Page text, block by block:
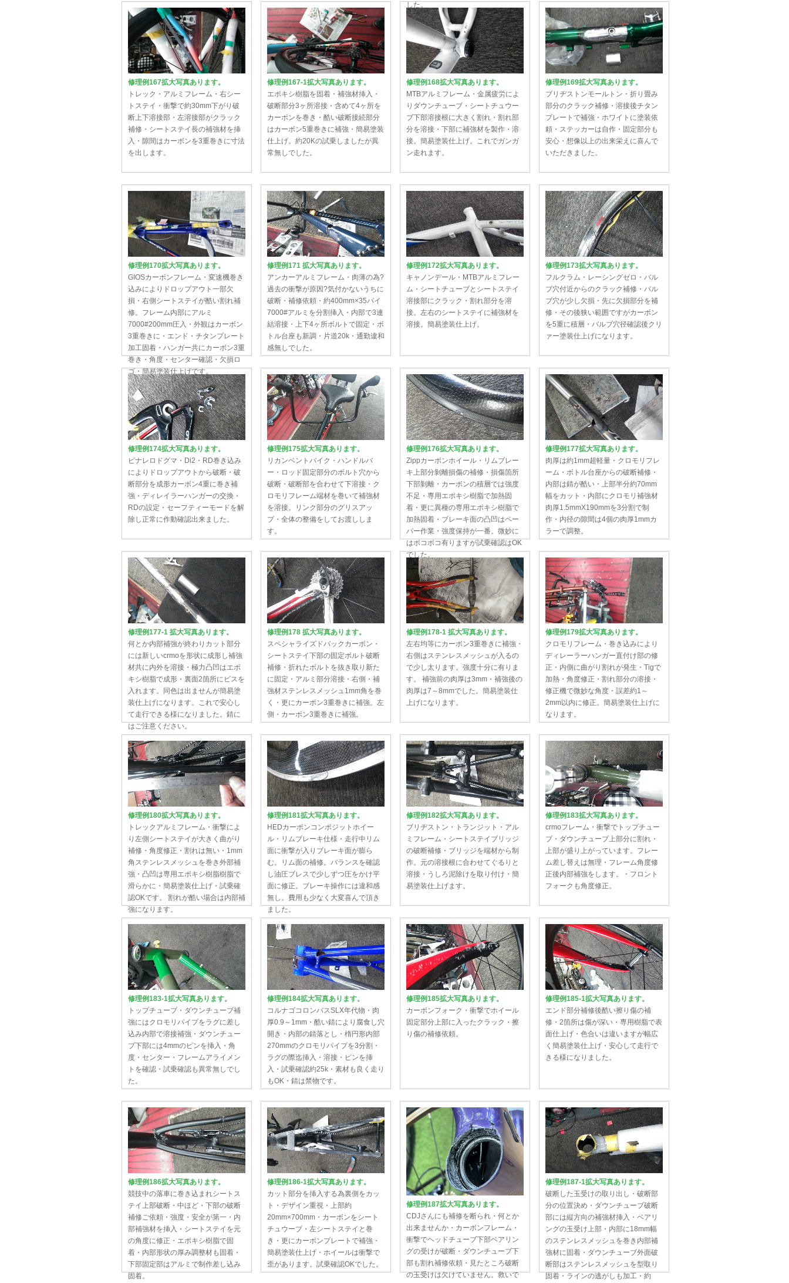
した。
修理例167拡大写真あります。
トレック・アルミフレーム・右シー
トステイ・衝撃で約30mm下がり破
断上下溶接部・左溶接部がクラック
補修・シートステイ長の補強材を挿
入・隙間はカーボンを3重巻きに寸法
を出します。
修理例167-1拡大写真あります。
エポキシ樹脂を固着・補強材挿入・
破断部分3ヶ所溶接・含めて4ヶ所を
カーボンを巻き・酷い破断接続部分
はカーボン5重巻きに補強・簡易塗装
仕上げ。約20Kの試乗しましたが異
常無しでした。
修理例168拡大写真あります。
MTBアルミフレーム・金属疲労によ
りダウンチューブ・シートチュウー
ブ下部溶接根に大きく割れ・割れ部
分を溶接・下部に補強材を製作・溶
接。簡易塗装仕上げ。これでガンガ
ン走れます。
修理例169拡大写真あります。
ブリヂストンモールトン・折り畳み
部分のクラック補修・溶接後チタン
プレートで補強・ホワイトに塗装依
頼・ステッカーは自作・固定部分も
安心・想像以上の出来栄えに喜んで
いただきました。
修理例170拡大写真あります。
GIOSカーボンフレーム・変速機巻き
込みによりドロップアウト一部欠
損・右側シートステイが酷い割れ補
修。フレーム内部にアルミ
7000#200mm圧入・外観はカーボン
3重巻きに・エンド・チタンプレート
加工固着・ハンガー共にカーボン3重
巻き・角度・センター確認・欠損ロ
ゴ・簡易塗装仕上げです。
修理例171 拡大写真あります。
アンカーアルミフレーム・肉薄の為?
過去の衝撃が原因?気付かないうちに
破断・補修依頼・約400mm×35パイ
7000#アルミを分割挿入・内部で3連
結溶接・上下4ヶ所ボルトで固定・ボ
トル台座も新調・片道20k・通勤違和
感無しでした。
修理例172拡大写真あります。
キャノンデール・MTBアルミフレー
ム・シートチューブとシートステイ
溶接部にクラック・割れ部分を溶
接。左右のシートステイに補強材を
溶接。簡易塗装仕上げ。
修理例173拡大写真あります。
フルクラム・レーシングゼロ・バル
ブ穴付近からのクラック補修・バル
ブ穴が少し欠損・先に欠損部分を補
修・その後狭い範囲ですがカーボン
を5重に積層・バルブ穴径確認後クリ
ァー塗装仕上げになります。
修理例174拡大写真あります。
ピナレロドグマ・Di2・RD巻き込み
によりドロップアウトから破断・破
断部分を成形カーボン4重に巻き補
強・ディレイラーハンガーの交換・
RDの設定・セーフティーモードを解
除し正常に作動確認出来ました。
修理例175拡大写真あります。
リカンベントバイク・ハンドルバ
ー・ロッド固定部分のボルト穴から
破断・破断部を合わせて下溶接・ク
ロモリフレーム端材を巻いて補強材
を溶接。リンク部分のグリスアッ
プ・全体の整備をしてお渡ししま
す。
修理例176拡大写真あります。
Zippカーボンホイール・リムブレー
キ上部分剝離損傷の補修・損傷箇所
下部剝離・カーボンの積層では強度
不足・専用エポキシ樹脂で加熱固
着・更に異種の専用エポキシ樹脂で
加熱固着・ブレーキ面の凸凹はペー
パー作業・強度保持が一番。微妙に
はボコボコ有りますが試乗確認はOK
でした。
修理例177拡大写真あります。
肉厚は約1mm超軽量・クロモリフレ
ーム・ボトル台座からの破断補修・
内部は錆が酷い・上部半分約70mm
幅をカット・内部にクロモリ補強材
肉厚1.5mmX190mmを3分割で制
作・内径の隙間は4個の肉厚1mmカ
ラーで調整。
修理例177-1 拡大写真あります。
何とか内部補強が終わりカット部分
には新しいcrmoを形状に成形し補強
材共に内外を溶接・極力凸凹はエポ
キシ樹脂で成形・裏面2箇所にビスを
入れます。同色は出ませんが簡易塗
装仕上げになります。これで安心し
て走行できる様になりました。錆に
はご注意ください。
修理例178 拡大写真あります。
スペシャライズドバックカーボン・
シートステイ下部の固定ボルト破断
補修・折れたボルトを抜き取り新た
に固定・アルミ部分溶接・右側・補
強材ステンレスメッシュ1mm角を巻
く・更にカーボン3重巻きに補強。左
側・カーボン3重巻きに補強。
修理例178-1 拡大写真あります。
左右均等にカーボン3重巻きに補強・
右側はステンレスメッシュが入るの
で少し太ります。強度十分に有りま
す。 補強前の肉厚は3mm・補強後の
肉厚は7～8mmでした。簡易塗装仕
上げになります。
修理例179拡大写真あります。
クロモリフレーム・巻き込みにより
ディレーラーハンガー直付け部の修
正・内側に曲がり割れが発生・Tigで
加熱・角度修正・割れ部分の溶接・
修正機で微妙な角度・誤差約1～
2mm以内に修正。簡易塗装仕上げに
なります。
修理例180拡大写真あります。
トレックアルミフレーム・衝撃によ
り左側シートステイが大きく曲がり
補修・角度修正・割れは無い・1mm
角ステンレスメッシュを巻き外部補
強・凸凹は専用エポキシ樹脂樹脂で
滑らかに・簡易塗装仕上げ・試乗確
認OKです。 割れが酷い場合は内部補
強になります。
修理例181拡大写真あります。
HEDカーボンコンポジットホイー
ル・リムブレーキ仕様・走行中リム
面に衝撃が入りブレーキ面が膨ら
む。リム面の補修。バランスを確認
し油圧ブレスで少しずつ圧をかけ平
面に修正。ブレーキ操作には違和感
無し。費用も少なく大変喜んで頂き
ました。
修理例182拡大写真あります。
ブリヂストン・トランジット・アル
ミフレーム・シートステイブリッジ
の破断補修・ブリッジを端材から制
作。元の溶接根に合わせてぐるりと
溶接・うしろ泥除けを取り付け・簡
易塗装仕上げます。
修理例183拡大写真あります。
crmoフレーム・衝撃でトップチュー
ブ・ダウンチューブ上部分に割れ・
上部が盛り上がっています。フレー
ム差し替えは無理・フレーム角度修
正後内部補強をします。・フロント
フォークも角度修正。
修理例183-1拡大写真あります。
トップチューブ・ダウンチューブ補
強にはクロモリパイプをラグに差し
込み内部で溶接補強・ダウンチュー
ブ下部には4mmのピンを挿入・角
度・センター・フレームアライメン
トを確認・試乗確認も異常無しでし
た。
修理例184拡大写真あります。
コルナゴコロンバスSLX年代物・肉
厚0.9～1mm・酷い錆により腐食し穴
開き・内部の錆落とし・楕円形内部
270mmのクロモリパイプを3分割・
ラグの際迄挿入・溶接・ピンを挿
入・試乗確認約25k・素材も良く走り
もOK・錆は禁物です。
修理例185拡大写真あります。
カーボンフォーク・衝撃でホイール
固定部分上部に入ったクラック・擦
り傷の補修依頼。
修理例185-1拡大写真あります。
エンド部分補修後酷い擦り傷の補
修・2箇所は傷が深い・専用樹脂で表
面仕上げ・色合いは違いますが幅広
く簡易塗装仕上げ・安心して走行で
きる様になりました。
修理例186拡大写真あります。
競技中の落車に巻き込まれシートス
テイ上部破断・中ほど・下部の破断
補修ご依頼・強度・安全が第一・内
部補強材を挿入・シートステイを元
の角度に修正・エポキシ樹脂で固
着・内部形状の厚み調整材も固着・
下部固定部はアルミで制作差し込み
固着。
修理例186-1拡大写真あります。
カット部分を挿入する為裏側をカッ
ト・デザイン重視・上部約
20mm×700mm・カーボンをシート
チュウーブ・左シートステイと巻
き・更にカーボンプレートで補強・
簡易塗装仕上げ・ホイールは衝撃で
歪があります。試乗確認OKでした。
修理例187拡大写真あります。
CDJさんにも補修を断られ・何とか
出来ませんか・カーボンフレーム・
衝撃でヘッドチューブ下部ベアリン
グの受けが破断・ダウンチューブ下
部も割れ補修依頼・見たところ破断
の玉受けは欠けていません。救いで
修理例187-1拡大写真あります。
破断した玉受けの取り出し・破断部
分の位置決め・ダウンチューブ破断
部には縦方向の補強材挿入・ベアリ
ングの玉受け上部・内部に18mm幅
のステンレスメッシュを巻き内部補
強材に固着・ダウンチューブ外面破
断部はステンレスメッシュを型取り
固着・ラインの逃がしも加工・約